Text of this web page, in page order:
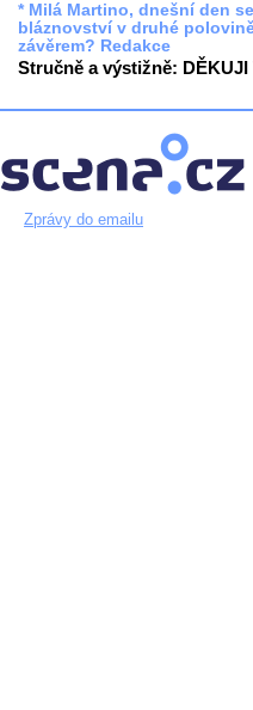
* Milá Martino, dnešní den
bláznovství v druhé
závěrem? Redakce
Stručně a výstižně: DĚKUJI
Zprávy do emailu